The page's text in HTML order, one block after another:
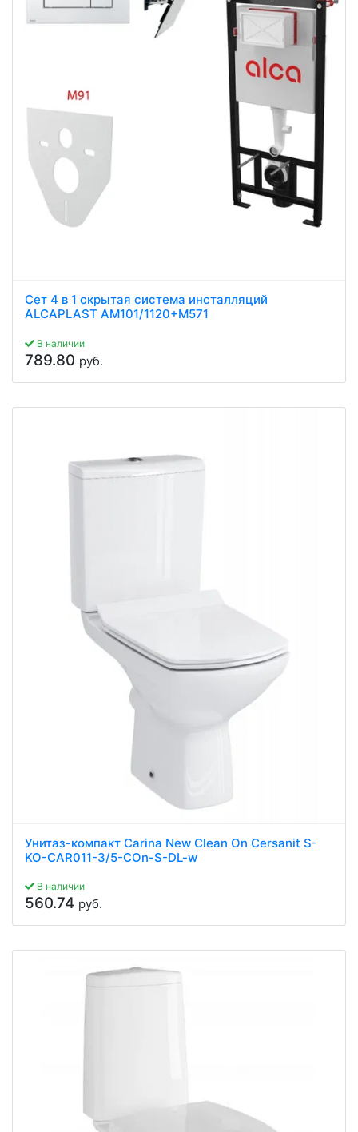
Сет 4 в 1 скрытая система инсталляций
ALCAPLAST AM101/1120+M571
В наличии
789.80 руб.
Унитаз-компакт Carina New Clean On Cersanit S-
KO-CAR011-3/5-COn-S-DL-w
В наличии
560.74 руб.